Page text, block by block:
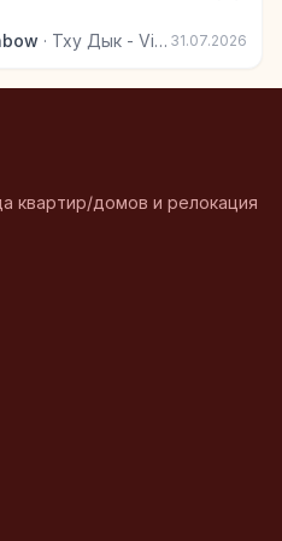
· Тху Дык - Vinhomes Grand Park 31.07.2026
квартир/домов и релокация